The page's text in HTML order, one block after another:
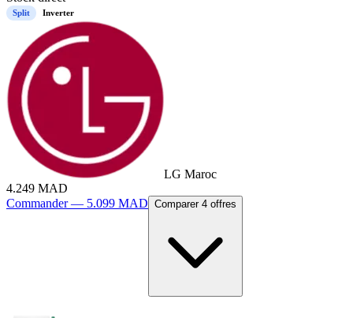
Split Inverter
LG Maroc
4.249 MAD
Commander — 5.099 MAD Comparer 4 offres